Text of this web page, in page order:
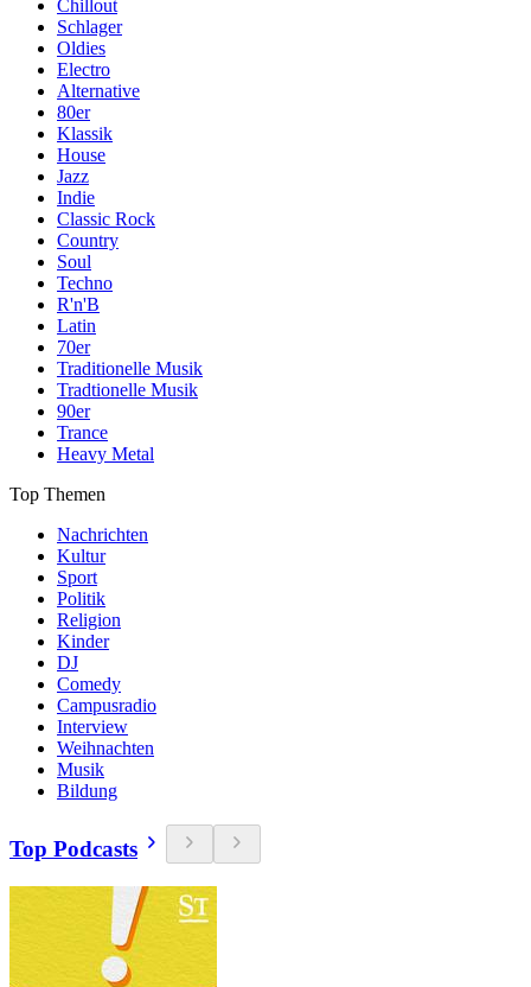
Chillout
Schlager
Oldies
Electro
Alternative
80er
Klassik
House
Jazz
Indie
Classic Rock
Country
Soul
Techno
R'n'B
Latin
70er
Traditionelle Musik
Tradtionelle Musik
90er
Trance
Heavy Metal
Top Themen
Nachrichten
Kultur
Sport
Politik
Religion
Kinder
DJ
Comedy
Campusradio
Interview
Weihnachten
Musik
Bildung
Top Podcasts